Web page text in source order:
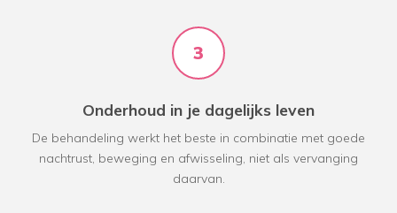
3
Onderhoud in je dagelijks leven
De behandeling werkt het beste in combinatie met goede
nachtrust, beweging en afwisseling, niet als vervanging
daarvan.